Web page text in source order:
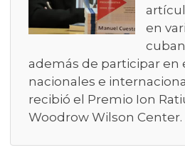
en
además de participar en
nacionales e
recibió el Premio Ion
Woodrow Wilson Center.